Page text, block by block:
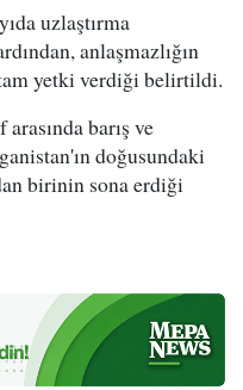
uzlaştırma
anlaşmazlığın
yetki verdiği belirtildi.
barış ve
doğusundaki
birinin sona erdiği